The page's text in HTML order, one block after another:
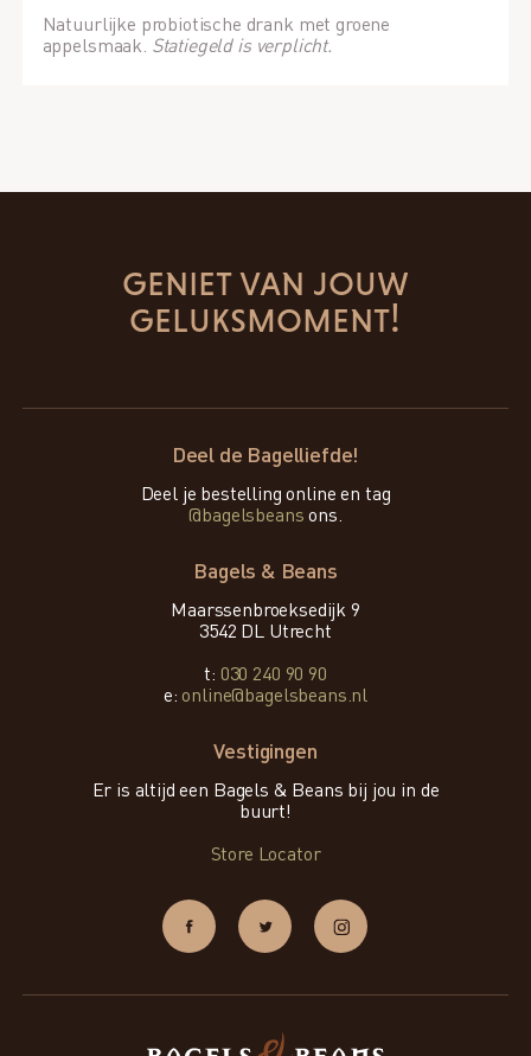
Natuurlijke probiotische drank met groene
appelsmaak. Statiegeld is verplicht.
geniet van jouw
geluksmoment!
Deel de Bagelliefde!
Deel je bestelling online en tag
@bagelsbeans ons.
Bagels & Beans
Maarssenbroeksedijk 9
3542 DL Utrecht
t: 030 240 90 90
e: online@bagelsbeans.nl
Vestigingen
Er is altijd een Bagels & Beans bij jou in de
buurt!
Store Locator